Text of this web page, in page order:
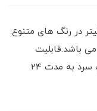
گنجایش 1 لیتر در رنگ های متنوع.
باشد.قابلیت
نگهداری آب جوش به مدت 12 ساعت و آب سرد به مدت 24